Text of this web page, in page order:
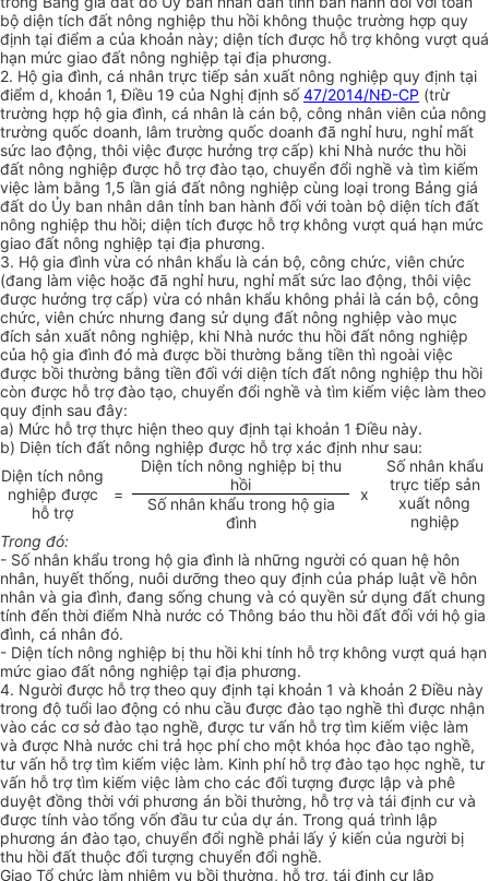
bộ diện tích đất nông nghiệp thu hồi không thuộc trường hợp quy
định tại điểm a của khoản này; diện tích được hỗ trợ không vượt quá
hạn mức giao đất nông nghiệp tại địa phương.
2. Hộ gia đình, cá nhân trực tiếp sản xuất nông nghiệp quy định tại
điểm d, khoản 1, Điều 19 của Nghị định số47/2014/NĐ-CP (trừ
trường hợp hộ gia đình, cá nhân là cán bộ, công nhân viên của nông
trường quốc doanh, lâm trường quốc doanh đã nghỉ hưu, nghỉ mất
sức lao động, thôi việc được hưởng trợ cấp) khi Nhà nước thu hồi
đất nông nghiệp được hỗ trợ đào tạo, chuyển đổi nghề và tìm kiếm
việc làm bằng 1,5 lần giá đất nông nghiệp cùng loại trong Bảng giá
đất do Ủy ban nhân dân tỉnh ban hành đối với toàn bộ diện tích đất
nông nghiệp thu hồi; diện tích được hỗ trợ không vượt quá hạn mức
giao đất nông nghiệp tại địa phương.
3. Hộ gia đình vừa có nhân khẩu là cán bộ, công chức, viên chức
(đang làm việc hoặc đã nghỉ hưu, nghỉ mất sức lao động, thôi việc
được hưởng trợ cấp) vừa có nhân khẩu không phải là cán bộ, công
chức, viên chức nhưng đang sử dụng đất nông nghiệp vào mục
đích sản xuất nông nghiệp, khi Nhà nước thu hồi đất nông nghiệp
của hộ gia đình đó mà được bồi thường bằng tiền thì ngoài việc
được bồi thường bằng tiền đối với diện tích đất nông nghiệp thu hồi
còn được hỗ trợ đào tạo, chuyển đổi nghề và tìm kiếm việc làm theo
quy định sau đây:
a) Mức hỗ trợ thực hiện theo quy định tại khoản 1 Điều này.
b) Diện tích đất nông nghiệp được hỗ trợ xác định như sau:
Diện tích nông
nghiệp được
hỗ trợ
=
Diện tích nông nghiệp bị thu
hồi
x
Số nhân khẩu
trực tiếp sản
xuất nông
nghiệp
Số nhân khẩu trong hộ gia
đình
Trong đó:
- Số nhân khẩu trong hộ gia đình là những người có quan hệ hôn
nhân, huyết thống, nuôi dưỡng theo quy định của pháp luật về hôn
nhân và gia đình, đang sống chung và có quyền sử dụng đất chung
tính đến thời điểm Nhà nước có Thông báo thu hồi đất đối với hộ gia
đình, cá nhân đó.
- Diện tích nông nghiệp bị thu hồi khi tính hỗ trợ không vượt quá hạn
mức giao đất nông nghiệp tại địa phương.
4. Người được hỗ trợ theo quy định tại khoản 1 và khoản 2 Điều này
trong độ tuổi lao động có nhu cầu được đào tạo nghề thì được nhận
vào các cơ sở đào tạo nghề, được tư vấn hỗ trợ tìm kiếm việc làm
và được Nhà nước chi trả học phí cho một khóa học đào tạo nghề,
tư vấn hỗ trợ tìm kiếm việc làm. Kinh phí hỗ trợ đào tạo học nghề, tư
vấn hỗ trợ tìm kiếm việc làm cho các đối tượng được lập và phê
duyệt đồng thời với phương án bồi thường, hỗ trợ và tái định cư và
được tính vào tổng vốn đầu tư của dự án. Trong quá trình lập
phương án đào tạo, chuyển đổi nghề phải lấy ý kiến của người bị
thu hồi đất thuộc đối tượng chuyển đổi nghề.
Giao Tổ chức làm nhiệm vụ bồi thường, hỗ trợ, tái định cư lập